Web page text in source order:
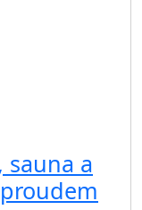
sauna a